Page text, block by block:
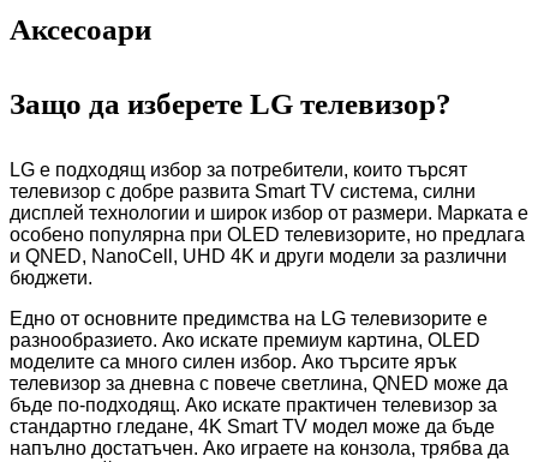
Аксесоари
Защо да изберете LG телевизор?
LG е подходящ избор за потребители, които търсят
телевизор с добре развита Smart TV система, силни
дисплей технологии и широк избор от размери. Марката е
особено популярна при OLED телевизорите, но предлага
и QNED, NanoCell, UHD 4K и други модели за различни
бюджети.
Едно от основните предимства на LG телевизорите е
разнообразието. Ако искате премиум картина, OLED
моделите са много силен избор. Ако търсите ярък
телевизор за дневна с повече светлина, QNED може да
бъде по-подходящ. Ако искате практичен телевизор за
стандартно гледане, 4K Smart TV модел може да бъде
напълно достатъчен. Ако играете на конзола, трябва да